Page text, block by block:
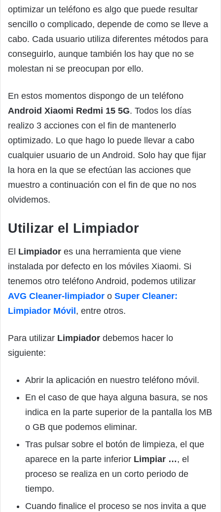
optimizar un teléfono es algo que puede resultar
sencillo o complicado, depende de como se lleve a
cabo. Cada usuario utiliza diferentes métodos para
conseguirlo, aunque también los hay que no se
molestan ni se preocupan por ello.
En estos momentos dispongo de un teléfono
Android Xiaomi Redmi 15 5G. Todos los días
realizo 3 acciones con el fin de mantenerlo
optimizado. Lo que hago lo puede llevar a cabo
cualquier usuario de un Android. Solo hay que fijar
la hora en la que se efectúan las acciones que
muestro a continuación con el fin de que no nos
olvidemos.
Utilizar el Limpiador
El Limpiador es una herramienta que viene
instalada por defecto en los móviles Xiaomi. Si
tenemos otro teléfono Android, podemos utilizar
AVG Cleaner-limpiador o Super Cleaner:
Limpiador Móvil , entre otros.
Para utilizar Limpiador debemos hacer lo
siguiente:
Abrir la aplicación en nuestro teléfono móvil.
En el caso de que haya alguna basura, se nos
indica en la parte superior de la pantalla los MB
o GB que podemos eliminar.
Tras pulsar sobre el botón de limpieza, el que
aparece en la parte inferior Limpiar …, el
proceso se realiza en un corto periodo de
tiempo.
Cuando finalice el proceso se nos invita a que